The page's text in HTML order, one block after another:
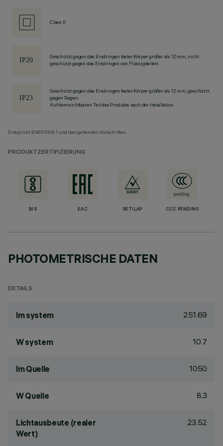
Class II
Geschützt gegen das Eindringen fester Körper größer als 12 mm, nicht
geschützt gegen das Eindringen von Flüssigkeiten.
Geschützt gegen das Eindringen fester Körper größer als 12 mm, geschützt
gegen Regen.
Auf dem sichtbaren Teil des Produkts nach der Installation
Entspricht EN60598-1 und den geltenden Vorschriften.
PRODUKTZERTIFIZIERUNG
BIS EAC RETILAP CCC PENDING
PHOTOMETRISCHE DATEN
DETAILS
lm system 251.69
W system 10.7
lm Quelle 1050
W Quelle 8.3
Lichtausbeute (realer
Wert)
23.52